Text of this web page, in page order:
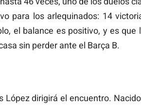
para los arlequinados: 14
el balance es positivo, y es que
sin perder ante el Barça B.
López dirigirá el encuentro.